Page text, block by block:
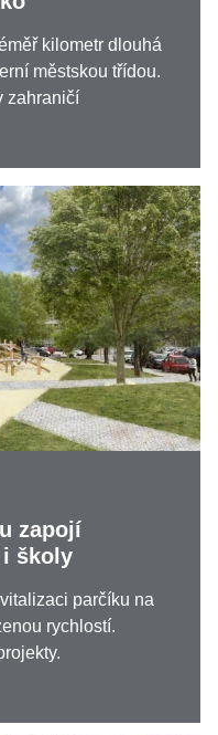
kilometr dlouhá
městskou třídou.
zahraničí
zapojí
i školy
parčíku na
rychlostí.